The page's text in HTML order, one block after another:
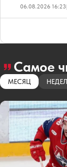
06.08.2026 16:23|
Самое
МЕСЯЦ